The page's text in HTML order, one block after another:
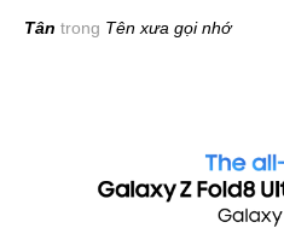
Tân trong Tên xưa gọi nhớ